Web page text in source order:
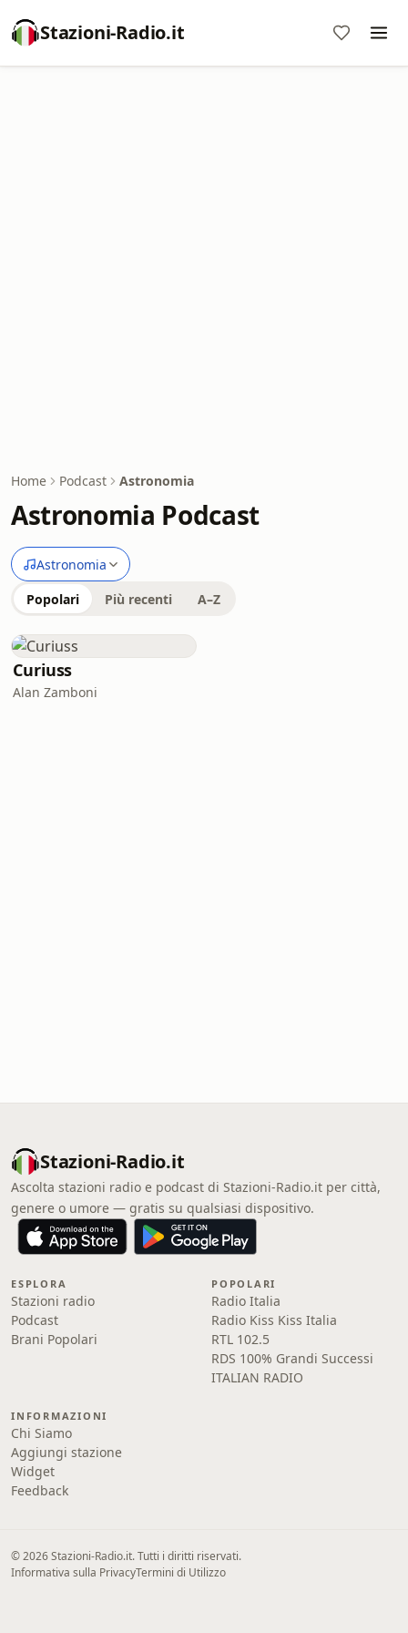
Stazioni-Radio.it
Home Podcast Astronomia
Astronomia Podcast
Astronomia
Popolari Più recenti A–Z
Curiuss
Alan Zamboni
Stazioni-Radio.it
Ascolta stazioni radio e podcast di Stazioni-Radio.it per città,
genere o umore — gratis su qualsiasi dispositivo.
ESPLORA
Stazioni radio
Podcast
Brani Popolari
POPOLARI
Radio Italia
Radio Kiss Kiss Italia
RTL 102.5
RDS 100% Grandi Successi
ITALIAN RADIO
INFORMAZIONI
Chi Siamo
Aggiungi stazione
Widget
Feedback
© 2026 Stazioni-Radio.it. Tutti i diritti riservati.
Informativa sulla PrivacyTermini di Utilizzo